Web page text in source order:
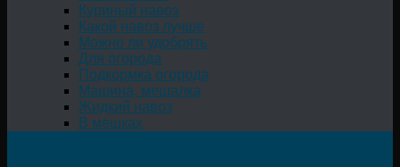
Куриный навоз
Какой навоз лучше
Можно ли удобрять
Для огорода
Подкормка огорода
Машина, мешалка
Жидкий навоз
В мешках